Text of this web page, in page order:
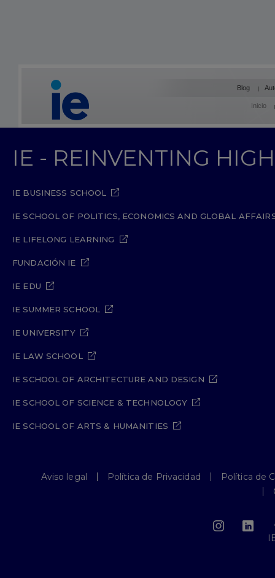
Blog
Inicio
IE - REINVENTING
IE BUSINESS SCHOOL
IE SCHOOL OF POLITICS, ECONOMICS AND GLOBAL
IE LIFELONG LEARNING
FUNDACIÓN IE
IE EDU
IE SUMMER SCHOOL
IE UNIVERSITY
IE LAW SCHOOL
IE SCHOOL OF ARCHITECTURE AND DESIGN
IE SCHOOL OF SCIENCE & TECHNOLOGY
IE SCHOOL OF ARTS & HUMANITIES
Aviso legal Política de Privacidad
Política de